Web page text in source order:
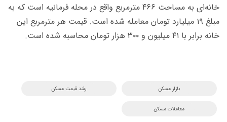
خانه‌ای به مساحت ۴۶۶ مترمربع واقع در محله فرمانیه است که به
مبلغ ۱۹ میلیارد تومان معامله شده است. قیمت هر مترمربع این
خانه برابر با ۴۱ میلیون و ۳۰۰ هزار تومان محاسبه شده است.
بازار مسکن رشد قیمت مسکن
معاملات مسکن